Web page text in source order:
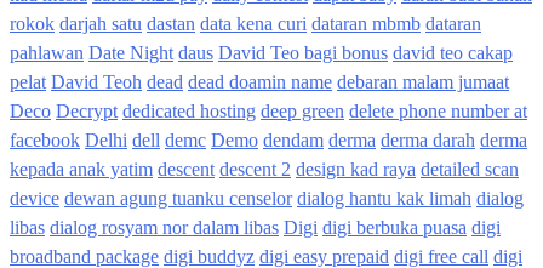
rokok darjah satu dastan data kena curi dataran mbmb dataran
pahlawan Date Night daus David Teo bagi bonus david teo cakap
pelat David Teoh dead dead doamin name debaran malam jumaat
Deco Decrypt dedicated hosting deep green delete phone number at
facebook Delhi dell demc Demo dendam derma derma darah derma
kepada anak yatim descent descent 2 design kad raya detailed scan
device dewan agung tuanku censelor dialog hantu kak limah dialog
libas dialog rosyam nor dalam libas Digi digi berbuka puasa digi
broadband package digi buddyz digi easy prepaid digi free call digi